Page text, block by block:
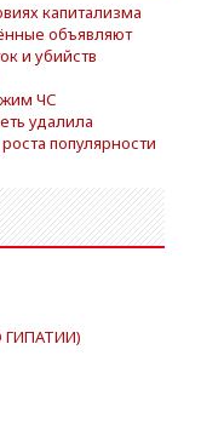
капитализма
объявляют
и убийств
ЧС
удалила
популярности
ГИПАТИИ)